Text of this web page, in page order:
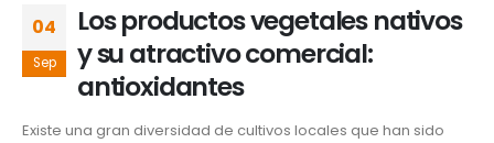
04
Sep
Los productos vegetales nativos
y su atractivo comercial:
antioxidantes
Existe una gran diversidad de cultivos locales que han sido